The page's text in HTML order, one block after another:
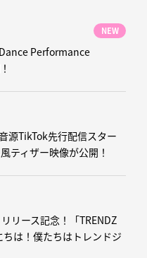
NEW
Performance
源TikTok先行配信スター
ティザー映像が公開！
リース記念！「TRENDZ
は！僕たちはトレンドジ